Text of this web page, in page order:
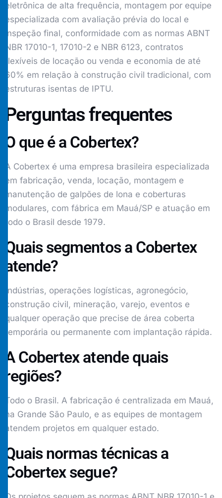
eletrônica de alta frequência, montagem por equipe
especializada com avaliação prévia do local e
inspeção final, conformidade com as normas ABNT
NBR 17010-1, 17010-2 e NBR 6123, contratos
flexíveis de locação ou venda e economia de até
60% em relação à construção civil tradicional, com
estruturas isentas de IPTU.
Perguntas frequentes
O que é a Cobertex?
A Cobertex é uma empresa brasileira especializada
em fabricação, venda, locação, montagem e
manutenção de galpões de lona e coberturas
modulares, com fábrica em Mauá/SP e atuação em
todo o Brasil desde 1979.
Quais segmentos a Cobertex
atende?
Indústrias, operações logísticas, agronegócio,
construção civil, mineração, varejo, eventos e
qualquer operação que precise de área coberta
temporária ou permanente com implantação rápida.
A Cobertex atende quais
regiões?
Todo o Brasil. A fabricação é centralizada em Mauá,
na Grande São Paulo, e as equipes de montagem
atendem projetos em qualquer estado.
Quais normas técnicas a
Cobertex segue?